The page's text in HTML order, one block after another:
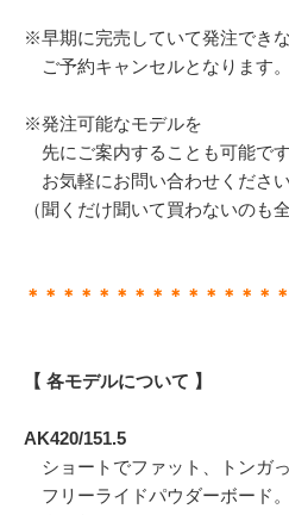
※早期に完売していて発注でき
ご予約キャンセルとなります。
※発注可能なモデルを
先にご案内することも可能で
お気軽にお問い合わせください
（聞くだけ聞いて買わないのも
＊＊＊＊＊＊＊＊＊＊＊＊＊＊
【 各モデルについて 】
AK420/151.5
ショートでファット、トンガ
フリーライドパウダーボード。